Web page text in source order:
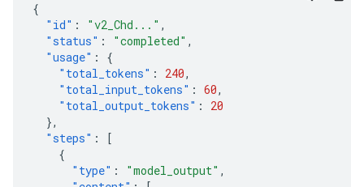
{
"id" : "v2_Chd..." ,
"status" : "completed" ,
"usage" :
{
"total_tokens" : 240,
"total_input_tokens" : 60,
"total_output_tokens" :
20
},
"steps" :
[
{
"type" : "model_output" ,